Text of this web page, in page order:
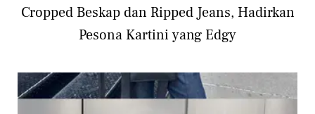
Cropped Beskap dan Ripped Jeans, Hadirkan
Pesona Kartini yang Edgy